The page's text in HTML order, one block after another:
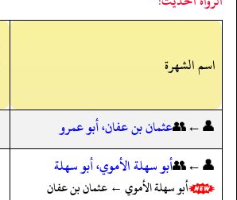
اسم الشهرة
👤←👥عثمان بن عفان، أبو عمرو
👤←👥أبو سهلة الأموي، أبو سهلة
أبو سهلة الأموي ← عثمان بن عفان